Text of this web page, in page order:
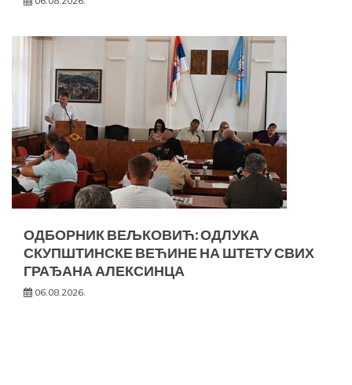
ОДБОРНИК ВЕЉКОВИЋ: ОДЛУКА
СКУПШТИНСКЕ ВЕЋИНЕ НА ШТЕТУ СВИХ
ГРАЂАНА АЛЕКСИНЦА
06.08.2026.